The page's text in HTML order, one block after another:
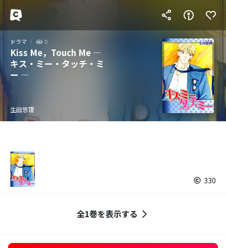
ドラマ 0
Kiss Me，Touch Me ―
キス・ミー・タッチ・ミ
ー ―
生田悠理
330
全1巻を表示する